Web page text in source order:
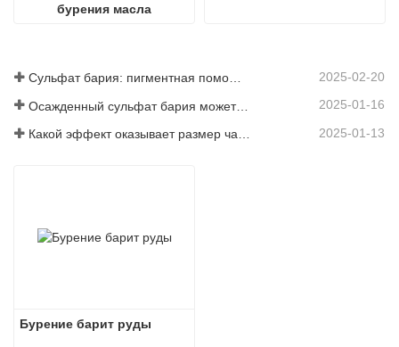
бурения масла
Сульфат бария: пигментная помощь, наполнитель и энхансер в нескольких отраслях промышленности 2025-02-20
Осажденный сульфат бария может значительно улучшить характеристики покрытий 2025-01-16
2025-01-13
Бурение барит руды